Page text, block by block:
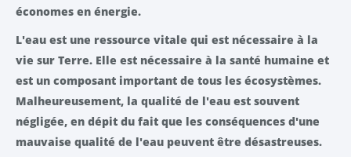
économes en énergie.
L'eau est une ressource vitale qui est nécessaire à la
vie sur Terre. Elle est nécessaire à la santé humaine et
est un composant important de tous les écosystèmes.
Malheureusement, la qualité de l'eau est souvent
négligée, en dépit du fait que les conséquences d'une
mauvaise qualité de l'eau peuvent être désastreuses.